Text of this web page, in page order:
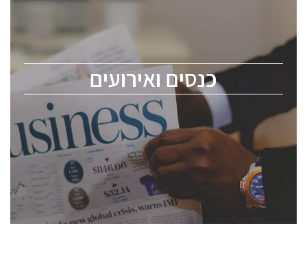
כנסים ואירועים
לכל העוסקים בתעשיית הסמיקונדקטור כולל מהנדסים,
ChipEx2026 will be held on May 12-13, 2026. The
conference is intended for everyone involved in the
semiconductor industry, including engineers,
professional experts, and senior executives.
לחץ לפרטים